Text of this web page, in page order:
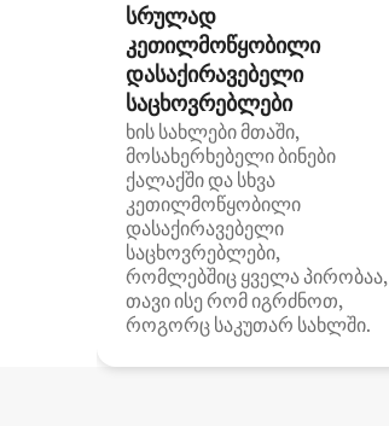
სრულად
კეთილმოწყობილი
დასაქირავებელი
საცხოვრებლები
ხის სახლები მთაში,
მოსახერხებელი ბინები
ქალაქში და სხვა
კეთილმოწყობილი
დასაქირავებელი
საცხოვრებლები,
რომლებშიც ყველა პირობაა,
თავი ისე რომ იგრძნოთ,
როგორც საკუთარ სახლში.